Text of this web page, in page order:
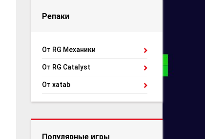
Репаки
От RG Механики
От RG Catalyst
От xatab
Популярные игры